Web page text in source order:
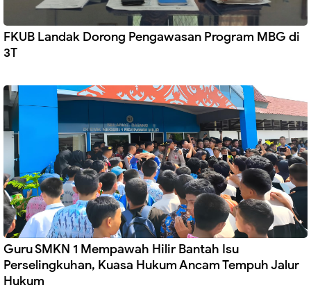
FKUB Landak Dorong Pengawasan Program MBG di
3T
Guru SMKN 1 Mempawah Hilir Bantah Isu
Perselingkuhan, Kuasa Hukum Ancam Tempuh Jalur
Hukum